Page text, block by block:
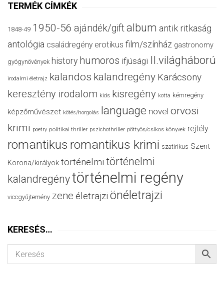
TERMÉK CÍMKÉK
1848-49 1950-56 ajándék/giftalbum antik ritkaság
antológia családregény erotikus film/színház gastronomy
gyógynövények history humoros ifjúsági II.világháború
irodalmi életrajz kalandos kalandregény Karácsony
keresztény irodalom kids kisregény kotta kémregény
képzőművészet kötés/horgolás language novel orvosi
krimi poetry politikai thriller pszichothriller pöttyös/csíkos könyvek rejtély
romantikus romantikus krimi szatirikus Szent
Korona/királyok történelmi történelmi
kalandregénytörténelmi regény
viccgyűjtemény zene életrajzi önéletrajzi
KERESÉS…